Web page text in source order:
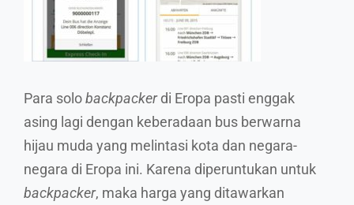
Para solobackpackerdi Eropa pasti enggak
asing lagi dengan keberadaan bus berwarna
hijau muda yang melintasi kota dan negara-
negara di Eropa ini. Karena diperuntukan untuk
backpacker, maka harga yang ditawarkan